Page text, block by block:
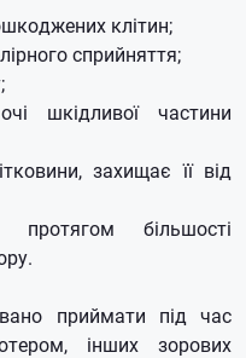
клітин;
сприйняття;
шкідливої ​​частини
захищає її від
протягом більшості
приймати під час
інших зорових